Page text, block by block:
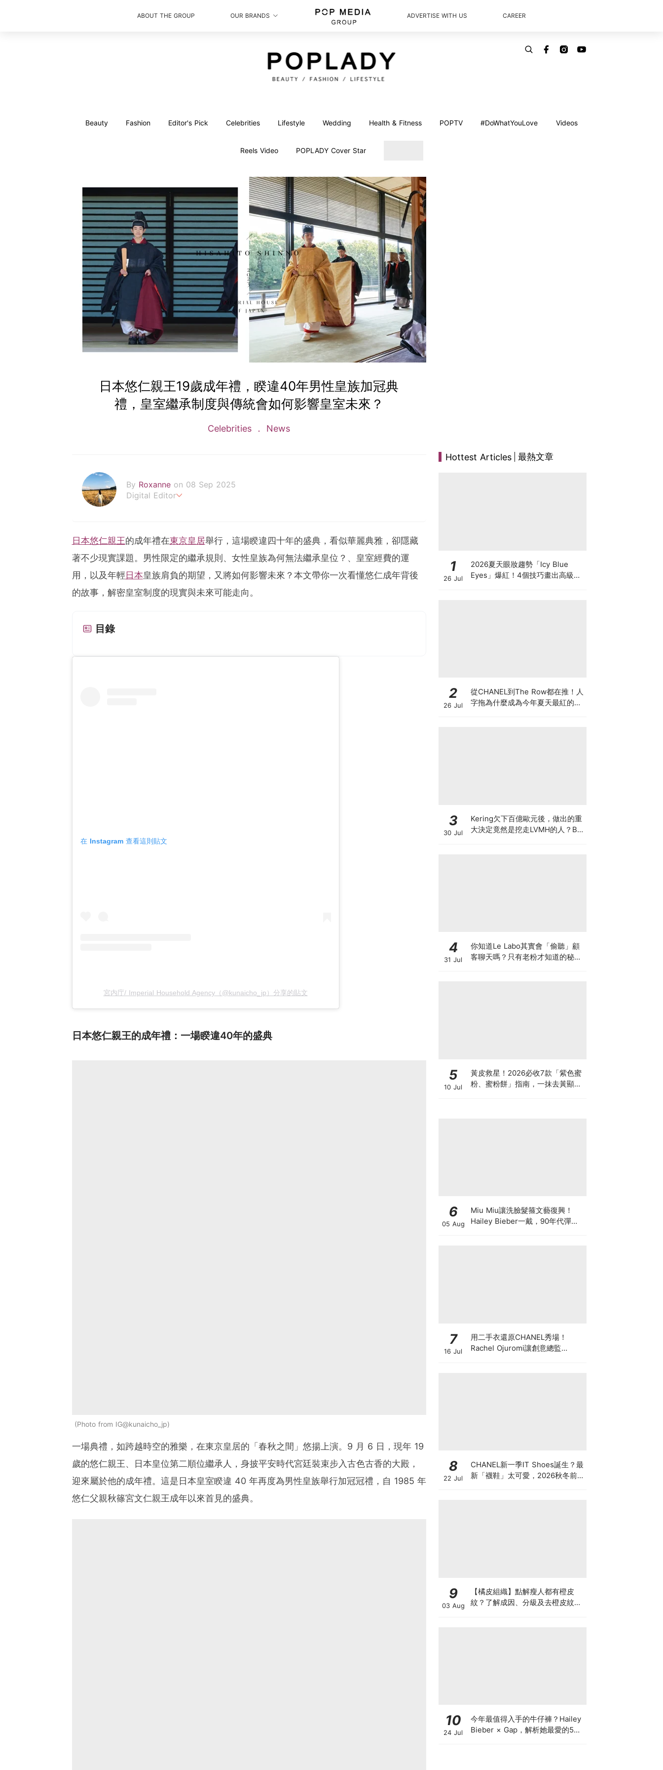
ABOUT THE GROUP OUR BRANDS ADVERTISE WITH US CAREER
Beauty Fashion Editor's Pick Celebrities Lifestyle Wedding Health & Fitness POPTV #DoWhatYouLove Videos
Reels Video POPLADY Cover Star
日本悠仁親王19歲成年禮，睽違40年男性皇族加冠典
禮，皇室繼承制度與傳統會如何影響皇室未來？
Celebrities News
By Roxanne on 08 Sep 2025
Digital Editor
roxanne.lee@poplady-mag.com
日本悠仁親王的成年禮在東京皇居舉行，這場睽違四十年的盛典，看似華麗典雅，卻隱藏
著不少現實課題。男性限定的繼承規則、女性皇族為何無法繼承皇位？、皇室經費的運
用，以及年輕日本皇族肩負的期望，又將如何影響未來？本文帶你一次看懂悠仁成年背後
的故事，解密皇室制度的現實與未來可能走向。
目錄
在 Instagram 查看這則貼文
宮内庁/ Imperial Household Agency（@kunaicho_jp）分享的貼文
日本悠仁親王的成年禮：一場睽違40年的盛典
Photo from IG@kunaicho_jp
一場典禮，如跨越時空的雅樂，在東京皇居的「春秋之間」悠揚上演。9 月 6 日，現年 19
歲的悠仁親王、日本皇位第二順位繼承人，身披平安時代宮廷裝束步入古色古香的大殿，
迎來屬於他的成年禮。這是日本皇室睽違 40 年再度為男性皇族舉行加冠冠禮，自 1985 年
悠仁父親秋篠宮文仁親王成年以來首見的盛典。
Hottest Articles 最熱文章
1
26 Jul
2026夏天眼妝趨勢「Icy Blue
Eyes」爆紅！4個技巧畫出高級冰
2
26 Jul
從CHANEL到The Row都在推！人
字拖為什麼成為今年夏天最紅的
3
30 Jul
Kering欠下百億歐元後，做出的重
大決定竟然是挖走LVMH的人？BV
4
31 Jul
你知道Le Labo其實會「偷聽」顧
客聊天嗎？只有老粉才知道的秘密
5
10 Jul
黃皮救星！2026必收7款「紫色蜜
粉、蜜粉餅」指南，一抹去黃顯
6
05 Aug
Miu Miu讓洗臉髮箍文藝復興！
Hailey Bieber一戴，90年代彈簧
7
16 Jul
用二手衣還原CHANEL秀場！
Rachel Ojuromi讓創意總監
8
22 Jul
CHANEL新一季IT Shoes誕生？最
新「襪鞋」太可愛，2026秋冬前
9
03 Aug
【橘皮組織】點解瘦人都有橙皮
紋？了解成因、分級及去橙皮紋改
10
24 Jul
今年最值得入手的牛仔褲？Hailey
Bieber × Gap，解析她最愛的5種